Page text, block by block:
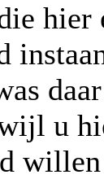
hier
u